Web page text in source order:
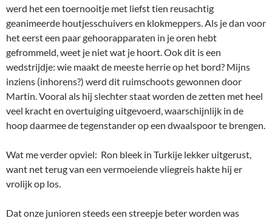
werd het een toernooitje met liefst tien reusachtig
geanimeerde houtjesschuivers en klokmeppers. Als je dan voor
het eerst een paar gehoorapparaten in je oren hebt
gefrommeld, weet je niet wat je hoort. Ook dit is een
wedstrijdje: wie maakt de meeste herrie op het bord? Mijns
inziens (inhorens?) werd dit ruimschoots gewonnen door
Martin. Vooral als hij slechter staat worden de zetten met heel
veel kracht en overtuiging uitgevoerd, waarschijnlijk in de
hoop daarmee de tegenstander op een dwaalspoor te brengen.
Wat me verder opviel: Ron bleek in Turkije lekker uitgerust,
want net terug van een vermoeiende vliegreis hakte hij er
vrolijk op los.
Dat onze junioren steeds een streepje beter worden was